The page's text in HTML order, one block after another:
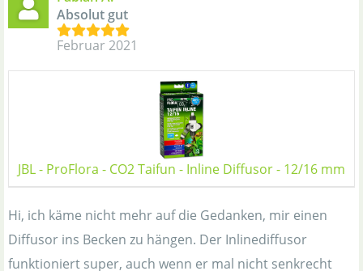
Absolut gut
Februar 2021
JBL - ProFlora - CO2 Taifun - Inline Diffusor - 12/16 mm
Hi, ich käme nicht mehr auf die Gedanken, mir einen
Diffusor ins Becken zu hängen. Der Inlinediffusor
funktioniert super, auch wenn er mal nicht senkrecht